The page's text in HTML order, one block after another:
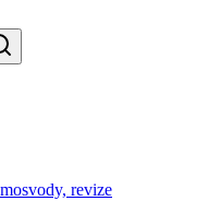
revize